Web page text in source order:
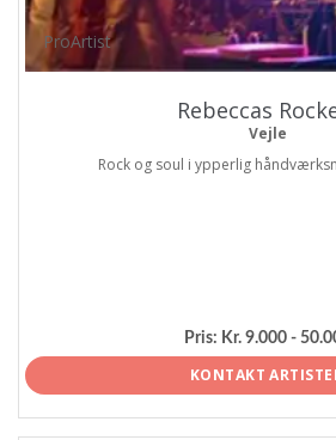
ProArtist
Rebeccas
Vejle
Rock og soul i ypperlig
Pris: Kr. 9.000 -
KONTAKT